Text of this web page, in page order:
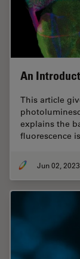
An
This article
explains the
fluorescence
Jun 02, 2023